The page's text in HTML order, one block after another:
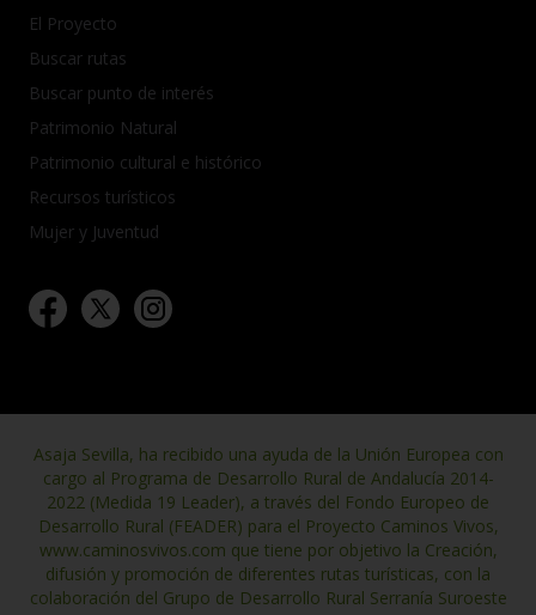
El Proyecto
Buscar rutas
Buscar punto de interés
Patrimonio Natural
Patrimonio cultural e histórico
Recursos turísticos
Mujer y Juventud
Asaja Sevilla, ha recibido una ayuda de la Unión Europea con
cargo al Programa de Desarrollo Rural de Andalucía 2014-
2022 (Medida 19 Leader), a través del Fondo Europeo de
Desarrollo Rural (FEADER) para el Proyecto Caminos Vivos,
www.caminosvivos.com que tiene por objetivo la Creación,
difusión y promoción de diferentes rutas turísticas, con la
colaboración del Grupo de Desarrollo Rural Serranía Suroeste